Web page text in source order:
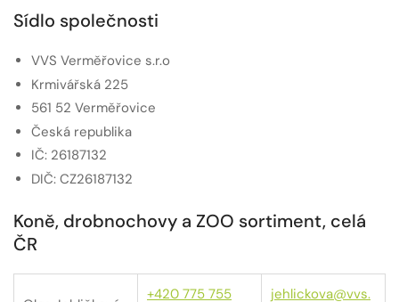
Sídlo společnosti
VVS Verměřovice s.r.o
Krmivářská 225
561 52 Verměřovice
Česká republika
IČ: 26187132
DIČ: CZ26187132
Koně, drobnochovy a ZOO sortiment, celá
ČR
+420 775 755
jehlickova@vvs.